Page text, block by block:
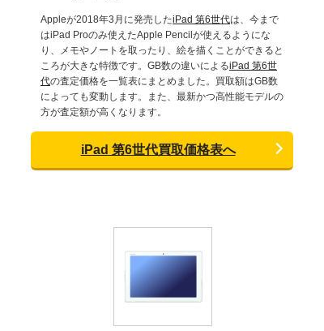
Appleが2018年3月に発売したiPad 第6世代は、今まで
はiPad Proのみ使えたApple Pencilが使えるようにな
り、メモやノートを取ったり、絵を描くことができると
ころが大きな特徴です。GB数の違いによるiPad 第6世
代の査定価格を一覧表にまとめました。買取額はGB数
によっても変動します。また、最新かつ高性能モデルの
方が査定額が高くなります。
iPad 第6世代買取価格表へ